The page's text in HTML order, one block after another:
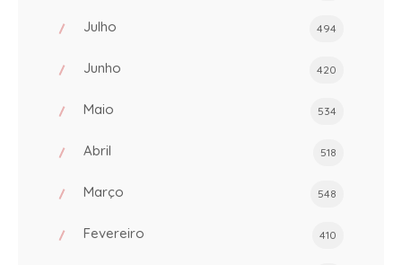
Julho 494
Junho 420
Maio 534
Abril 518
Março 548
Fevereiro 410